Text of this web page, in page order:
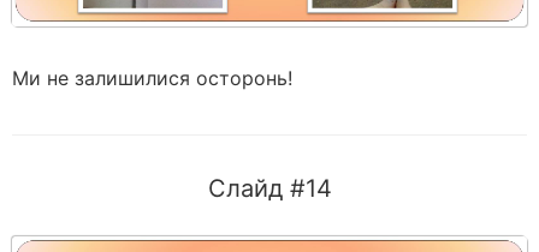
Ми не залишилися осторонь!
Слайд #14